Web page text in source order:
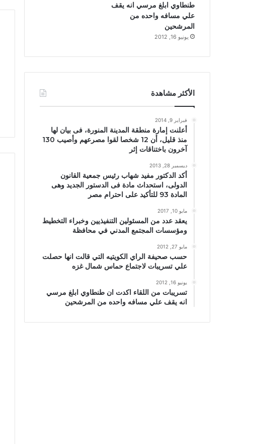
طنطاوي ابلغ مرسي انه يقف
علي مسافه واحده من
المرشحين
يونيو 16, 2012
الأكثر مشاهدة
فبراير 9, 2014
أعلنت إمارة منطقة المدينة المنورة، فى بيان لها
منذ قليل، أن 12 شخصا لقوا مصرعهم وأصيب 130
آخرون باختناقات إثر
ديسمبر 28, 2013
أكد الدكتور مفيد شهاب رئيس جمعية القانون
الدولى، استحداث مادة فى الدستور الجديد وهى
المادة 93 للتأكيد على احترام مصر
مايو 10, 2017
يعقد عدد من المسئولين التنفيذيين وخبراء التخطيط
ومؤسسات المجتمع المدني في محافظة
مايو 27, 2012
حسب صحيفة الراي الكويتيه التي قالت انها حصلت
علي تسريبات لاجتماع حماس شمال غزه
يونيو 16, 2012
تسريبات من اللقاء اكدت ان طنطاوي ابلغ مرسي
انه يقف علي مسافه واحده من المرشحين